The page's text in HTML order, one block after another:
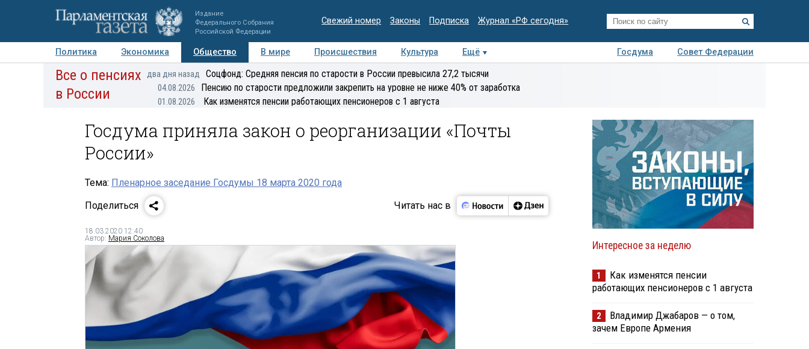
Издание
Федерального Собрания
Российской Федерации
Свежий номер Законы Подписка Журнал «РФ сегодня»
Политика Экономика Общество В мире Происшествия Культура Ещё Госдума
Совет Федерации
Авторы Персоны Мнения Регионы Медиацентр Интервью Колумнисты
Все о пенсиях
в России
два дня назад Соцфонд: Средняя пенсия по старости в России превысила 27,2 тысячи
04.08.2026 Пенсию по старости предложили закрепить на уровне не ниже 40% от заработка
01.08.2026 Как изменятся пенсии работающих пенсионеров с 1 августа
Госдума приняла закон о реорганизации «Почты
России»
Тема: Пленарное заседание Госдумы 18 марта 2020 года
Поделиться
Читать нас в
18.03.2020 12:40
Автор: Мария Соколова
Интересное за неделю
1
Как изменятся пенсии
работающих пенсионеров с 1 августа
2
Владимир Джабаров — о том,
зачем Европе Армения